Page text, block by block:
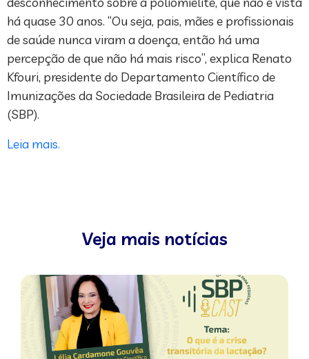
há quase 30 anos. “Ou seja, pais, mães e profissionais
de saúde nunca viram a doença, então há uma
percepção de que não há mais risco”, explica Renato
Kfouri, presidente do Departamento Científico de
Imunizações da Sociedade Brasileira de Pediatria
(SBP).
Leia mais.
Veja mais notícias